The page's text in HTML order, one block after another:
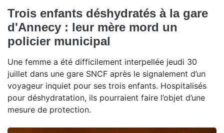
Trois enfants déshydratés à la gare
d'Annecy : leur mère mord un
policier municipal
Une femme a été difficilement interpellée jeudi 30
juillet dans une gare SNCF après le signalement d’un
voyageur inquiet pour ses trois enfants. Hospitalisés
pour déshydratation, ils pourraient faire l’objet d’une
mesure de protection.